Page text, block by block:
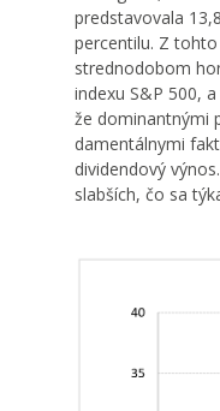
predstavovala
percentilu. Z
strednodobom
indexu S&P 500,
že dominantnými
damentálnymi
dividendový
slabších, čo sa